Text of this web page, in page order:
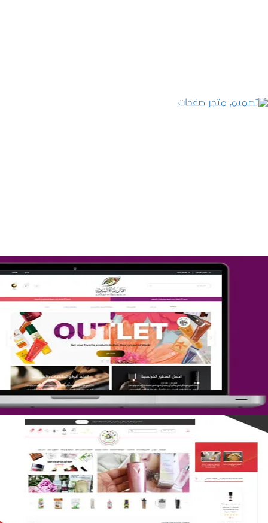
تصميم متجر جمال المرأة الشرقية
التفاصيل
تصميم متجر لمار
التفاصيل